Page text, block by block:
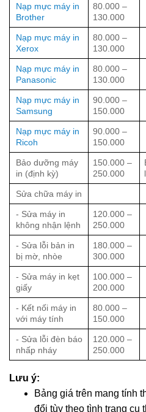
Nạp mực máy in
Brother
80.000 –
130.000
Nạp mực máy in
Xerox
80.000 –
130.000
Nạp mực máy in
Panasonic
80.000 –
130.000
Nạp mực máy in
Samsung
90.000 –
150.000
Nạp mực máy in
Ricoh
90.000 –
150.000
Bảo dưỡng máy
in (định kỳ)
150.000 –
250.000
Sửa chữa máy in
- Sửa máy in
không nhận lệnh
120.000 –
250.000
- Sửa lỗi bản in
bị mờ, nhòe
180.000 –
300.000
- Sửa máy in kẹt
giấy
100.000 –
200.000
- Kết nối máy in
với máy tính
80.000 –
150.000
- Sửa lỗi đèn báo
nhấp nháy
120.000 –
250.000
Lưu ý:
Bảng giá trên mang tính
đổi tùy theo tình trạng cụ